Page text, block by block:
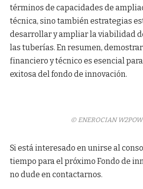
términos de capacidades de
técnica, sino también estrategias
desarrollar y ampliar la viabilidad
las tuberías. En resumen,
financiero y técnico es esencial
exitosa del fondo de innovación.
© ENEROCIAN
Si está interesado en unirse al
tiempo para el próximo Fondo de
no dude en contactarnos.